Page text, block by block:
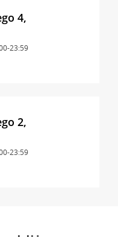
4,
23:59
2,
23:59